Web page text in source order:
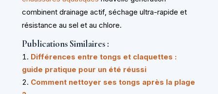
combinent drainage actif, séchage ultra-rapide et
résistance au sel et au chlore.
Publications Similaires :
Différences entre tongs et claquettes :
guide pratique pour un été réussi
Comment nettoyer ses tongs après la plage